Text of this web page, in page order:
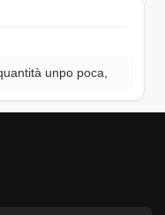
unpo poca,